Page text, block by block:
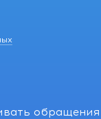
обращения